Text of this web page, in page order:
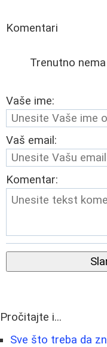
Komentari
Trenutno
Vaše ime:
Vaš email:
Komentar:
Pročitajte i...
Sve što treba da